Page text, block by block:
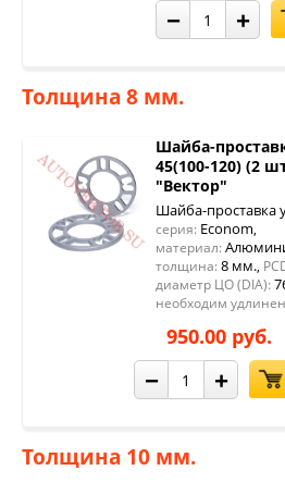
− +
Толщина 8 мм.
Шайба-
45(100-120) (2
"Вектор"
Шайба-проставка
серия: Econom,
материал:
толщина: 8 мм.,
диаметр ЦО (DIA):
необходим
950.00 руб.
− +
Толщина 10 мм.